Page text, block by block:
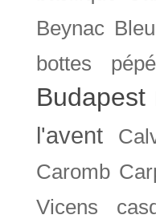
Beynac Bleu
bottes pépé
Budapest
l'avent
Caromb
Vicens